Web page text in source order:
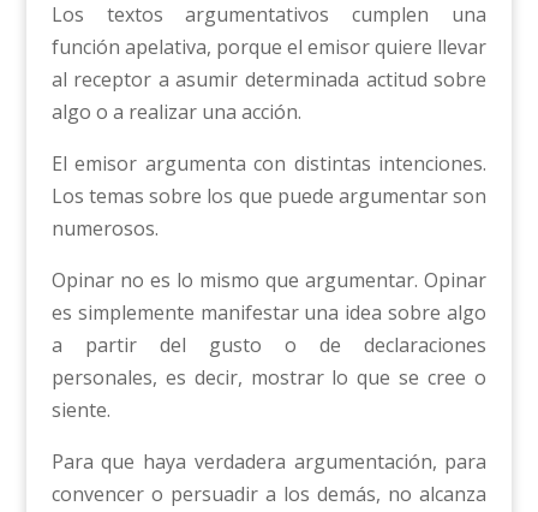
Los textos argumentativos cumplen una
función apelativa, porque el emisor quiere llevar
al receptor a asumir determinada actitud sobre
algo o a realizar una acción.
El emisor argumenta con distintas intenciones.
Los temas sobre los que puede argumentar son
numerosos.
Opinar no es lo mismo que argumentar. Opinar
es simplemente manifestar una idea sobre algo
a partir del gusto o de declaraciones
personales, es decir, mostrar lo que se cree o
siente.
Para que haya verdadera argumentación, para
convencer o persuadir a los demás, no alcanza